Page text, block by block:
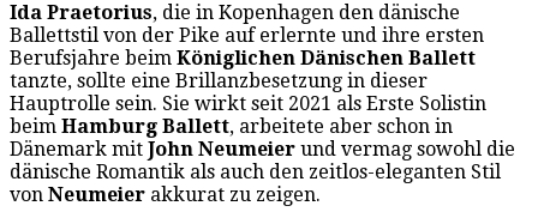
Ida Praetorius, die in Kopenhagen den dänische
Ballettstil von der Pike auf erlernte und ihre ersten
Berufsjahre beim Königlichen Dänischen Ballett
tanzte, sollte eine Brillanzbesetzung in dieser
Hauptrolle sein. Sie wirkt seit 2021 als Erste Solistin
beim Hamburg Ballett, arbeitete aber schon in
Dänemark mit John Neumeier und vermag sowohl die
dänische Romantik als auch den zeitlos-eleganten Stil
von Neumeier akkurat zu zeigen.